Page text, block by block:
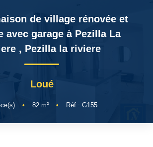
GESTION LOCATIVE
CONTACT
de village rénovée et
avec garage à Pezilla La
, Pezilla la riviere
Loué
• 82m² • Réf : G155